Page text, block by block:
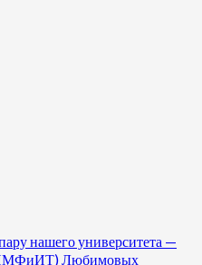
нашего университета —
Любимовых